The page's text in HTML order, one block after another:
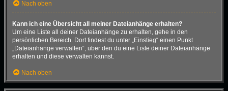
Nach oben
Kann ich eine Übersicht all meiner Dateianhänge erhalten?
Um eine Liste all deiner Dateianhänge zu erhalten, gehe in den
persönlichen Bereich. Dort findest du unter „Einstieg“ einen Punkt
„Dateianhänge verwalten“, über den du eine Liste deiner Dateianhänge
erhalten und diese verwalten kannst.
Nach oben